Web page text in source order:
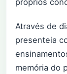
próprios
Através de
presenteia
memória do